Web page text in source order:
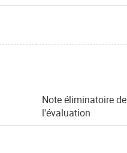
Note éliminatoire de
l'évaluation